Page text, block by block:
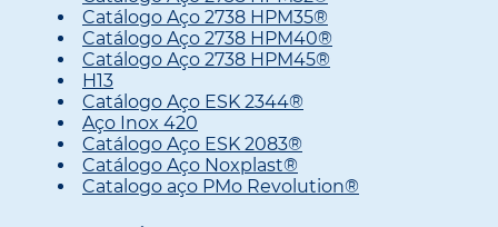
Catálogo Aço 2738 HPM35®
Catálogo Aço 2738 HPM40®
Catálogo Aço 2738 HPM45®
H13
Catálogo Aço ESK 2344®
Aço Inox 420
Catálogo Aço ESK 2083®
Catálogo Aço Noxplast®
Catalogo aço PMo Revolution®